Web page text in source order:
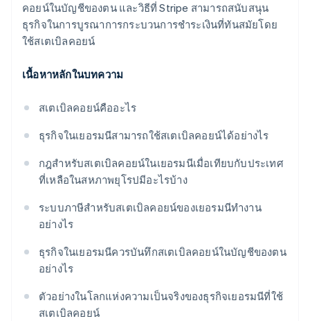
คอยน์ในบัญชีของตน และวิธีที่ Stripe สามารถสนับสนุน
ธุรกิจในการบูรณาการกระบวนการชำระเงินที่ทันสมัยโดย
ใช้สเตเบิลคอยน์
เนื้อหาหลักในบทความ
สเตเบิลคอยน์คืออะไร
ธุรกิจในเยอรมนีสามารถใช้สเตเบิลคอยน์ได้อย่างไร
กฎสำหรับสเตเบิลคอยน์ในเยอรมนีเมื่อเทียบกับประเทศ
ที่เหลือในสหภาพยุโรปมีอะไรบ้าง
ระบบภาษีสำหรับสเตเบิลคอยน์ของเยอรมนีทำงาน
อย่างไร
ธุรกิจในเยอรมนีควรบันทึกสเตเบิลคอยน์ในบัญชีของตน
อย่างไร
ตัวอย่างในโลกแห่งความเป็นจริงของธุรกิจเยอรมนีที่ใช้
สเตเบิลคอยน์